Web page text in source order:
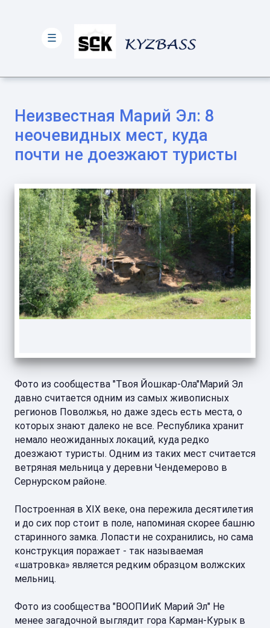
Неизвестная Марий Эл: 8
неочевидных мест, куда
почти не доезжают туристы
Фото из сообщества "Твоя Йошкар-Ола"Марий Эл
давно считается одним из самых живописных
регионов Поволжья, но даже здесь есть места, о
которых знают далеко не все. Республика хранит
немало неожиданных локаций, куда редко
доезжают туристы. Одним из таких мест считается
ветряная мельница у деревни Чендемерово в
Сернурском районе.
Построенная в XIX веке, она пережила десятилетия
и до сих пор стоит в поле, напоминая скорее башню
старинного замка. Лопасти не сохранились, но сама
конструкция поражает - так называемая
«шатровка» является редким образцом волжских
мельниц.
Фото из сообщества "ВООПИиК Марий Эл" Не
менее загадочной выглядит гора Карман-Курык в
☰